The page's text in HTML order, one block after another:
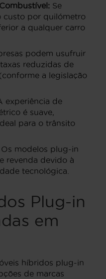
Se
custo por quilómetro
a qualquer carro
podem usufruir
reduzidas de
a legislação
experiência de
é suave,
para o trânsito
Os modelos plug-in
revenda devido à
tecnológica.
Plug-in
em
híbridos plug-in
de marcas